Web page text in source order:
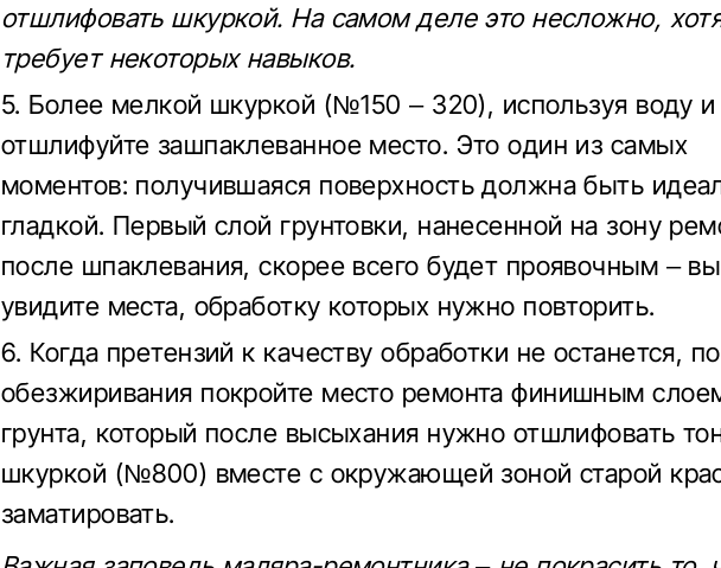
отшлифовать шкуркой. На самом деле это несложно,
требует некоторых навыков.
5. Более мелкой шкуркой (№150 – 320), используя воду и
отшлифуйте зашпаклеванное место. Это один из самых
моментов: получившаяся поверхность должна быть
гладкой. Первый слой грунтовки, нанесенной на зону
после шпаклевания, скорее всего будет проявочным – вы
увидите места, обработку которых нужно повторить.
6. Когда претензий к качеству обработки не останется,
обезжиривания покройте место ремонта финишным
грунта, который после высыхания нужно отшлифовать
шкуркой (№800) вместе с окружающей зоной старой
заматировать.